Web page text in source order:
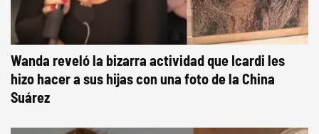
Wanda reveló la bizarra actividad que Icardi les
hizo hacer a sus hijas con una foto de la China
Suárez